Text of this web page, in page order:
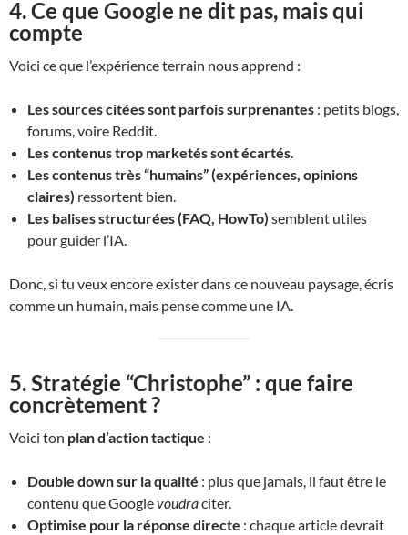
4. Ce que Google ne dit pas, mais qui
compte
Voici ce que l’expérience terrain nous apprend :
Les sources citées sont parfois surprenantes : petits blogs,
forums, voire Reddit.
Les contenus trop marketés sont écartés.
Les contenus très “humains” (expériences, opinions
claires) ressortent bien.
Les balises structurées (FAQ, HowTo) semblent utiles
pour guider l’IA.
Donc, si tu veux encore exister dans ce nouveau paysage, écris
comme un humain, mais pense comme une IA.
5. Stratégie “Christophe” : que faire
concrètement ?
Voici ton plan d’action tactique :
Double down sur la qualité : plus que jamais, il faut être le
contenu que Googlevoudraciter.
Optimise pour la réponse directe : chaque article devrait